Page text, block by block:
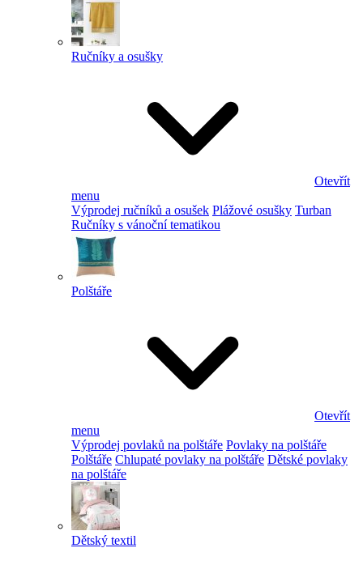
Ručníky a osušky
Otevřít
menu
Výprodej ručníků a osušek Plážové osušky Turban
Ručníky s vánoční tematikou
Polštáře
Otevřít
menu
Výprodej povlaků na polštáře Povlaky na polštáře
Polštáře Chlupaté povlaky na polštáře Dětské povlaky
na polštáře
Dětský textil